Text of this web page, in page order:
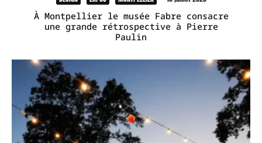
À Montpellier le musée Fabre consacre
une grande rétrospective à Pierre
Paulin